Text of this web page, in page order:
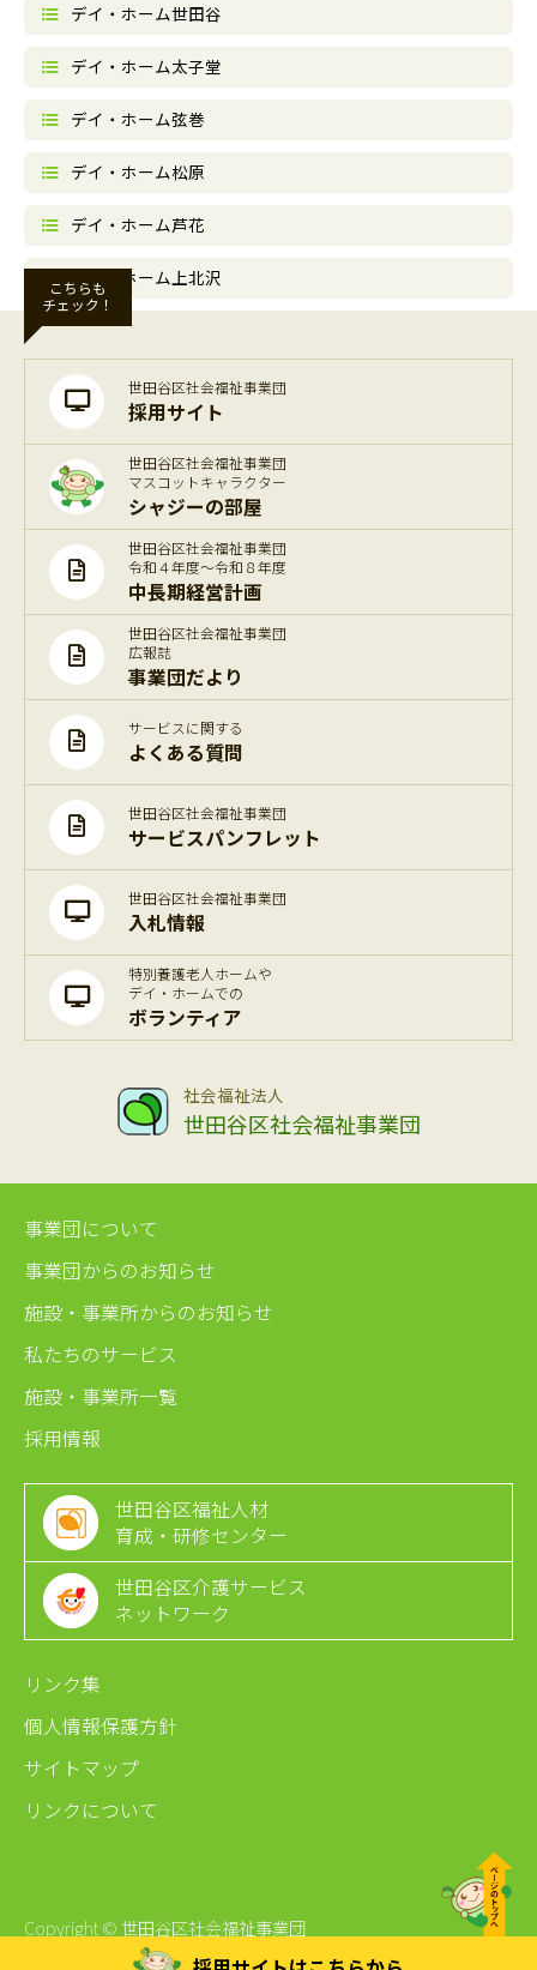
デイ・ホーム世田谷
デイ・ホーム太子堂
デイ・ホーム弦巻
デイ・ホーム松原
デイ・ホーム芦花
デイ・ホーム上北沢
こちらも
チェック！
世田谷区社会福祉事業団
採用サイト
世田谷区社会福祉事業団
マスコットキャラクター
シャジーの部屋
世田谷区社会福祉事業団
令和４年度～令和８年度
中長期経営計画
世田谷区社会福祉事業団
広報誌
事業団だより
サービスに関する
よくある質問
世田谷区社会福祉事業団
サービスパンフレット
世田谷区社会福祉事業団
入札情報
特別養護老人ホームや
デイ・ホームでの
ボランティア
社会福祉法人
世田谷区社会福祉事業団
事業団について
事業団からのお知らせ
施設・事業所からのお知らせ
私たちのサービス
施設・事業所一覧
採用情報
世田谷区福祉人材
育成・研修センター
世田谷区介護サービス
ネットワーク
リンク集
個人情報保護方針
サイトマップ
リンクについて
Copyright © 世田谷区社会福祉事業団